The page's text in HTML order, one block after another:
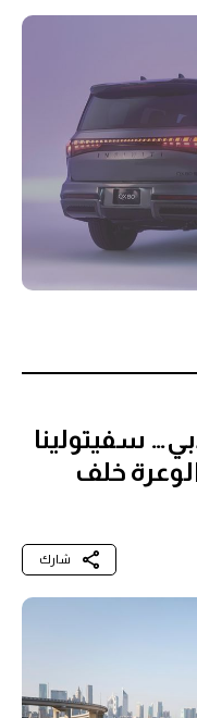
سفيتولينا
خلف
شارك